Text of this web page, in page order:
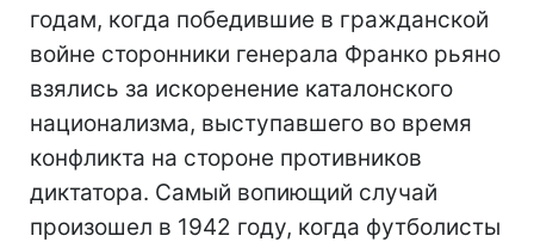
годам, когда победившие в гражданской
войне сторонники генерала Франко рьяно
взялись за искоренение каталонского
национализма, выступавшего во время
конфликта на стороне противников
диктатора. Самый вопиющий случай
произошел в 1942 году, когда футболисты